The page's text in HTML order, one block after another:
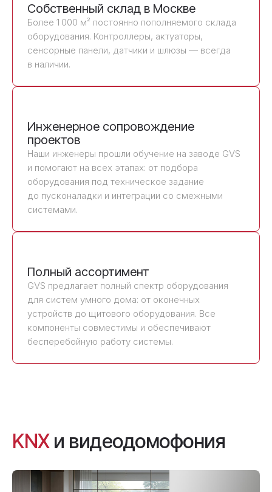
Собственный склад в Москве
Более 1 000 м² постоянно пополняемого склада
оборудования. Контроллеры, актуаторы,
сенсорные панели, датчики и шлюзы — всегда
в наличии.
Инженерное сопровождение
проектов
Наши инженеры прошли обучение на заводе GVS
и помогают на всех этапах: от подбора
оборудования под техническое задание
до пусконаладки и интеграции со смежными
системами.
Полный ассортимент
GVS предлагает полный спектр оборудования
для систем умного дома: от оконечных
устройств до щитового оборудования. Все
компоненты совместимы и обеспечивают
бесперебойную работу системы.
KNX и видеодомофония